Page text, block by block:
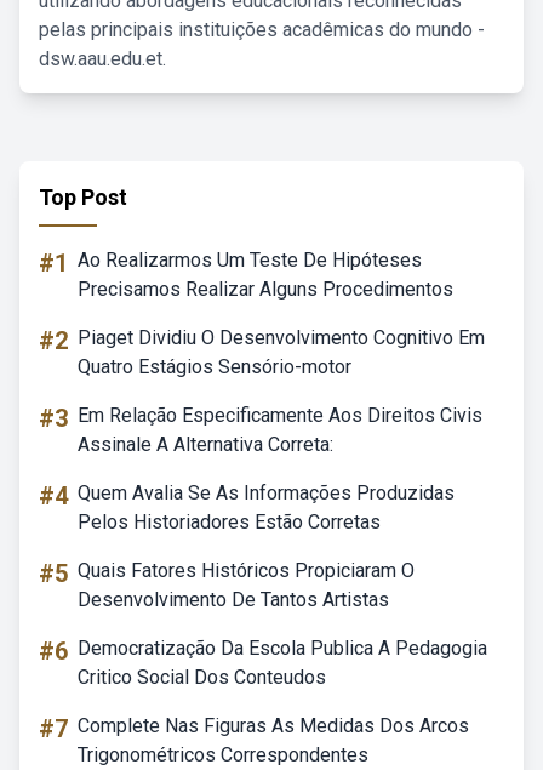
pelas principais instituições acadêmicas do mundo -
dsw.aau.edu.et.
Top Post
#1 Ao Realizarmos Um Teste De Hipóteses
Precisamos Realizar Alguns Procedimentos
#2 Piaget Dividiu O Desenvolvimento Cognitivo Em
Quatro Estágios Sensório-motor
#3 Em Relação Especificamente Aos Direitos Civis
Assinale A Alternativa Correta:
#4 Quem Avalia Se As Informações Produzidas
Pelos Historiadores Estão Corretas
#5 Quais Fatores Históricos Propiciaram O
Desenvolvimento De Tantos Artistas
#6 Democratização Da Escola Publica A Pedagogia
Critico Social Dos Conteudos
#7 Complete Nas Figuras As Medidas Dos Arcos
Trigonométricos Correspondentes